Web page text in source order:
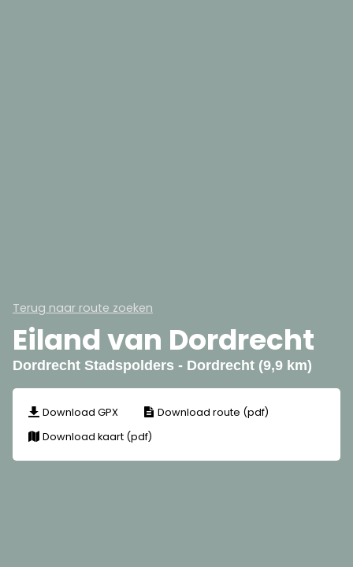
Terug naar route zoeken
Eiland van Dordrecht
Dordrecht Stadspolders - Dordrecht (9,9 km)
Download GPX
Download route (pdf)
Download kaart (pdf)